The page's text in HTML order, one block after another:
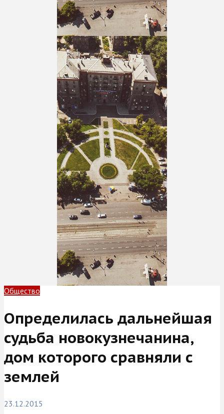
Общество
Определилась дальнейшая
судьба новокузнечанина,
дом которого сравняли с
землей
23.12.2015